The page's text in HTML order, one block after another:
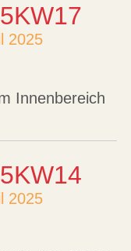
2025
Innenbereich
2025